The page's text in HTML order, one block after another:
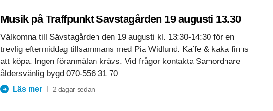
Musik på Träffpunkt Sävstagården 19 augusti 13.30
Välkomna till Sävstagården den 19 augusti kl. 13:30-14:30 för en
trevlig eftermiddag tillsammans med Pia Widlund. Kaffe & kaka finns
att köpa. Ingen föranmälan krävs. Vid frågor kontakta Samordnare
åldersvänlig bygd 070-556 31 70
Läs mer 2 dagar sedan